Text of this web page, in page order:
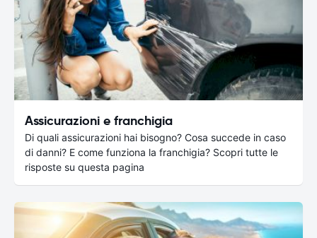
Assicurazioni e franchigia
Di quali assicurazioni hai bisogno? Cosa succede in caso
di danni? E come funziona la franchigia? Scopri tutte le
risposte su questa pagina